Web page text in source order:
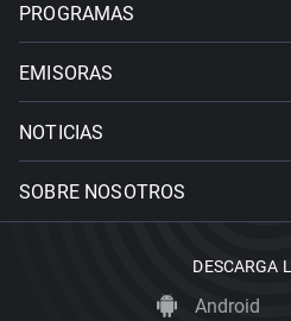
PROGRAMAS
EMISORAS
NOTICIAS
SOBRE NOSOTROS
DESCARGA
Android